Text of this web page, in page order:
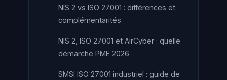
NIS 2 vs ISO 27001 : différences et
complémentarités
NIS 2, ISO 27001 et AirCyber : quelle
démarche PME 2026
SMSI ISO 27001 industriel : guide de